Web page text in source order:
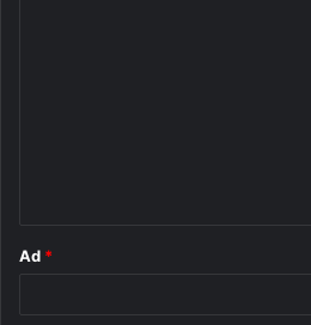
Ad *